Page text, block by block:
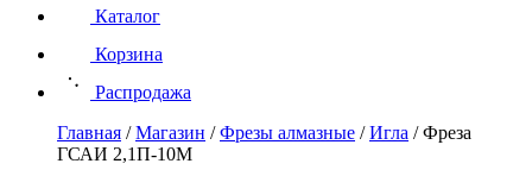
Каталог
Корзина
Распродажа
Главная /Магазин /Фрезы алмазные /Игла /Фреза
ГСАИ 2,1П-10М